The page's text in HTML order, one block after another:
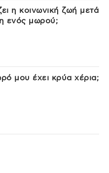
η κοινωνική ζωή μετά
ενός μωρού;
μου έχει κρύα χέρια;